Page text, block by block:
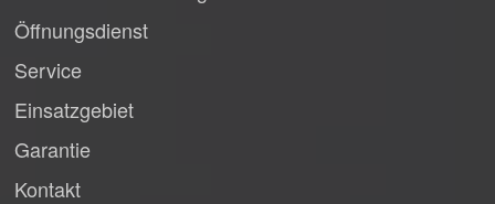
Öffnungsdienst
Service
Einsatzgebiet
Garantie
Kontakt